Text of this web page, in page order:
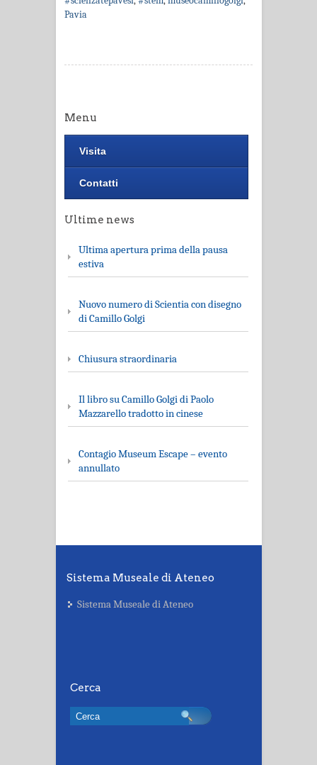
Pavia
Menu
Visita
Contatti
Ultime news
Ultima apertura prima della pausa
estiva
Nuovo numero di Scientia con disegno
di Camillo Golgi
Chiusura straordinaria
Il libro su Camillo Golgi di Paolo
Mazzarello tradotto in cinese
Contagio Museum Escape – evento
annullato
Sistema Museale di Ateneo
Sistema Museale di Ateneo
Cerca